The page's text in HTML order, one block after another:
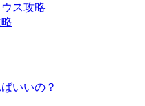
ス攻略
いいの？